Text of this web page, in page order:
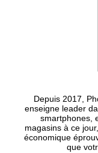
Depuis 2017,
enseigne leader
smartphones,
magasins à ce
économique
que